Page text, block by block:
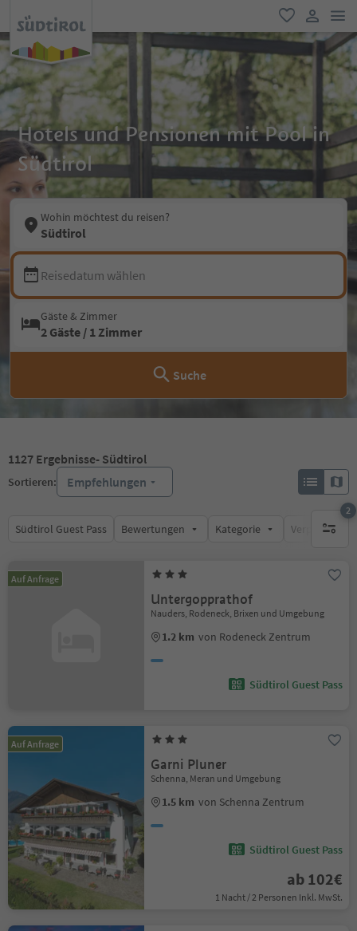
favorit
user link
Hotels und Pensionen mit Pool in
Südtirol
Wohin möchtest du reisen?
Südtirol
Reisedatum wählen
Gäste & Zimmer
2 Gäste / 1 Zimmer
Suche
1127 Ergebnisse- Südtirol
Sortieren: Empfehlungen
Südtirol Guest Pass Bewertungen Kategorie
2
aktive
Auf Anfrage
Untergopprathof
Nauders, Rodeneck, Brixen und Umgebung
1.2 km von Rodeneck Zentrum
Südtirol Guest Pass
Auf Anfrage
Garni Pluner
Schenna, Meran und Umgebung
1.5 km von Schenna Zentrum
Südtirol Guest Pass
ab 102€
1 Nacht / 2 Personen Inkl. MwSt.